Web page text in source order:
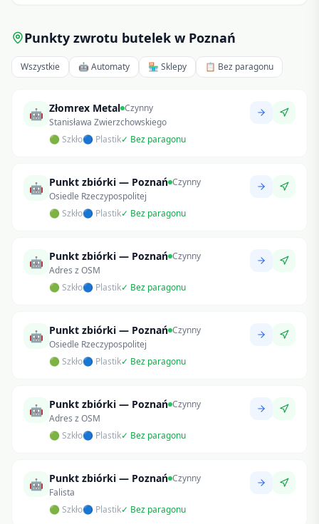
Punkty zwrotu butelek w Poznań
Wszystkie 🤖 Automaty 🏪 Sklepy 📋 Bez paragonu
🤖 Złomrex Metal Czynny
Stanisława Zwierzchowskiego
🟢 Szkło🔵 Plastik✓ Bez paragonu
🤖 Punkt zbiórki — Poznań Czynny
Osiedle Rzeczypospolitej
🟢 Szkło🔵 Plastik✓ Bez paragonu
🤖 Punkt zbiórki — Poznań Czynny
Adres z OSM
🟢 Szkło🔵 Plastik✓ Bez paragonu
🤖 Punkt zbiórki — Poznań Czynny
Osiedle Rzeczypospolitej
🟢 Szkło🔵 Plastik✓ Bez paragonu
🤖 Punkt zbiórki — Poznań Czynny
Adres z OSM
🟢 Szkło🔵 Plastik✓ Bez paragonu
🤖 Punkt zbiórki — Poznań Czynny
Falista
🟢 Szkło🔵 Plastik✓ Bez paragonu